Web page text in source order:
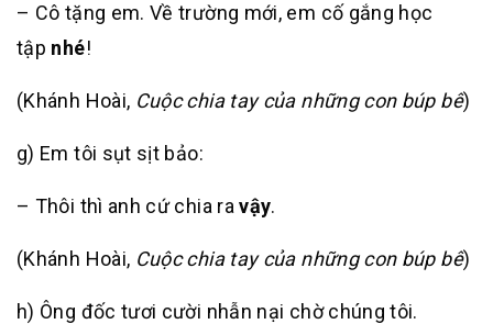
– Cô tặng em. Về trường mới, em cố gắng học
tập nhé!
(Khánh Hoài, Cuộc chia tay của những con búp bê)
g) Em tôi sụt sịt bảo:
– Thôi thì anh cứ chia ravậy.
(Khánh Hoài, Cuộc chia tay của những con búp bê)
h) Ông đốc tươi cười nhẫn nại chờ chúng tôi.